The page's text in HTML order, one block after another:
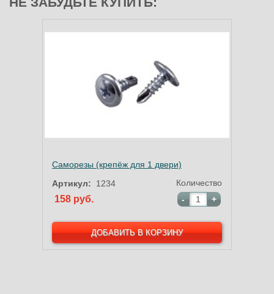
Саморезы (крепёж для 1 двери)
Артикул:
1234
158 руб.
Количество
-
+